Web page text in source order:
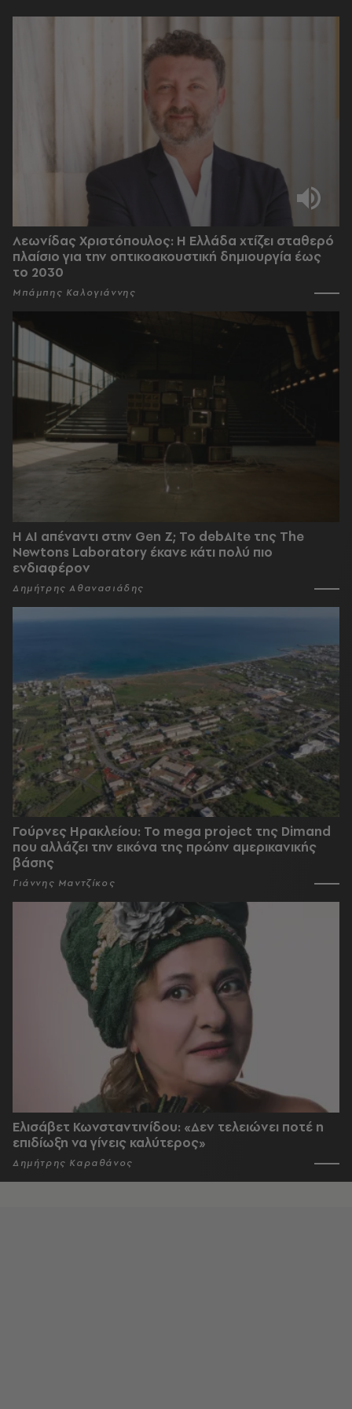
Λεωνίδας Χριστόπουλος: Η Ελλάδα χτίζει σταθερό
πλαίσιο για την οπτικοακουστική δημιουργία έως
το 2030
Μπάμπης Καλογιάννης
Η AI απέναντι στην Gen Z; Το debAIte της The
Newtons Laboratory έκανε κάτι πολύ πιο
ενδιαφέρον
Δημήτρης Αθανασιάδης
Γούρνες Ηρακλείου: To mega project της Dimand
που αλλάζει την εικόνα της πρώην αμερικανικής
βάσης
Γιάννης Μαντζίκος
Ελισάβετ Κωνσταντινίδου: «Δεν τελειώνει ποτέ η
επιδίωξη να γίνεις καλύτερος»
Δημήτρης Καραθάνος